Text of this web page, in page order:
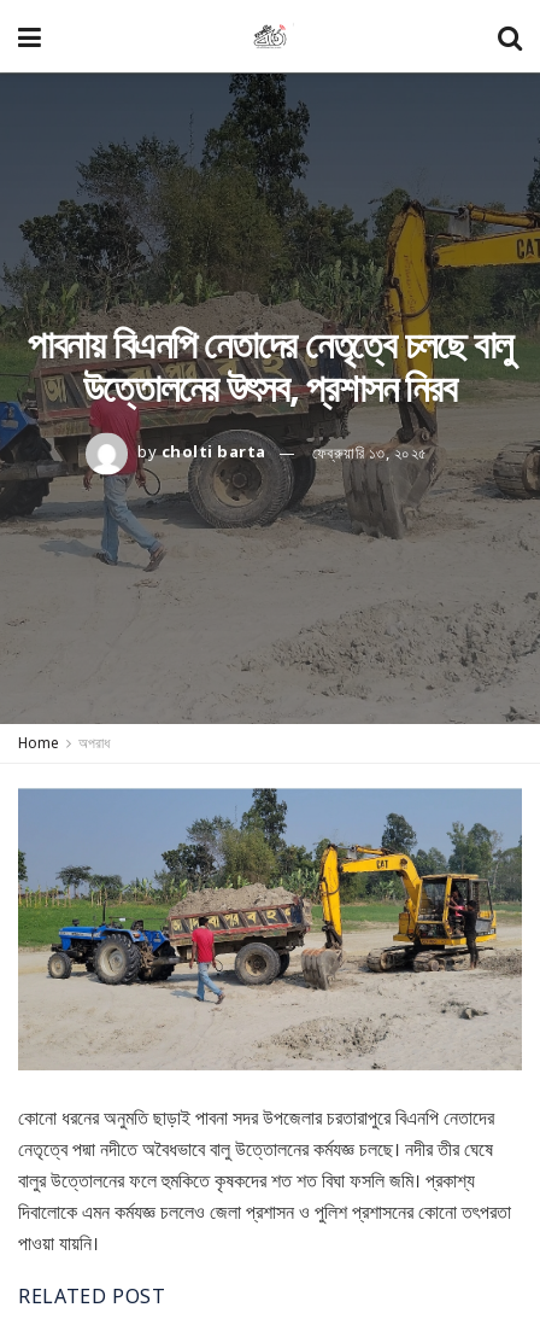
পাবনায় বিএনপি নেতাদের নেতৃত্বে চলছে বালু
উত্তোলনের উৎসব, প্রশাসন নিরব
bycholti barta ফেব্রুয়ারি ১৩, ২০২৫
Home অপরাধ
কোনো ধরনের অনুমতি ছাড়াই পাবনা সদর উপজেলার চরতারাপুরে বিএনপি নেতাদের
নেতৃত্বে পদ্মা নদীতে অবৈধভাবে বালু উত্তোলনের কর্মযজ্ঞ চলছে। নদীর তীর ঘেষে
বালুর উত্তোলনের ফলে হুমকিতে কৃষকদের শত শত বিঘা ফসলি জমি। প্রকাশ্য
দিবালোকে এমন কর্মযজ্ঞ চললেও জেলা প্রশাসন ও পুলিশ প্রশাসনের কোনো তৎপরতা
পাওয়া যায়নি।
RELATED POST